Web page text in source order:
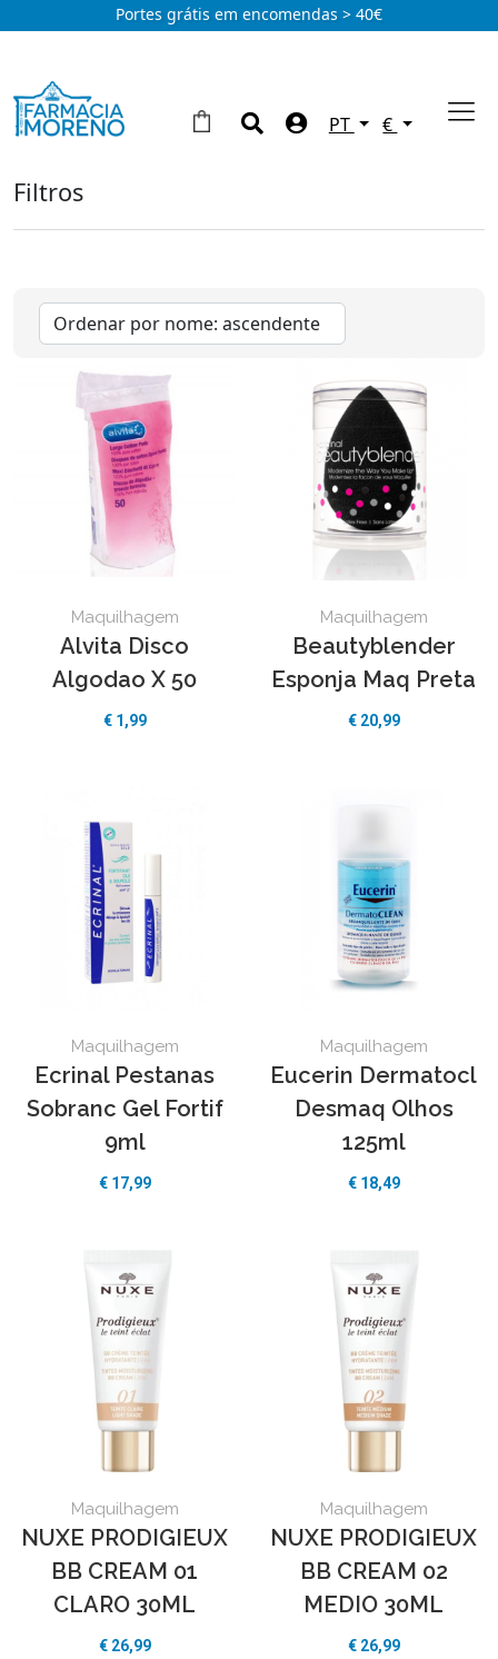
Portes grátis em encomendas > 40€
PT €
Filtros
Olhos
(1)
Rosto(8)
Marcas
Eucerin(1)
(3)
(5)
Desmaq. Bifasico
Maquilhagem
Alvita Disco
Algodao X 50
€ 1,99
Maquilhagem
Beautyblender
Esponja Maq Preta
€ 20,99
Maquilhagem
Ecrinal Pestanas
Sobranc Gel Fortif
9ml
€ 17,99
Maquilhagem
Eucerin Dermatocl
Desmaq Olhos
125ml
€ 18,49
Maquilhagem
NUXE PRODIGIEUX
BB CREAM 01
CLARO 30ML
€ 26,99
Maquilhagem
NUXE PRODIGIEUX
BB CREAM 02
MEDIO 30ML
€ 26,99